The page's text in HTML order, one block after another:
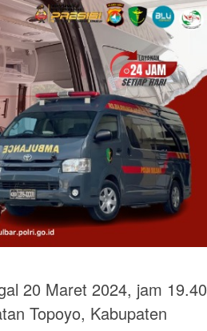
20 Maret 2024, jam 19.40
Topoyo, Kabupaten